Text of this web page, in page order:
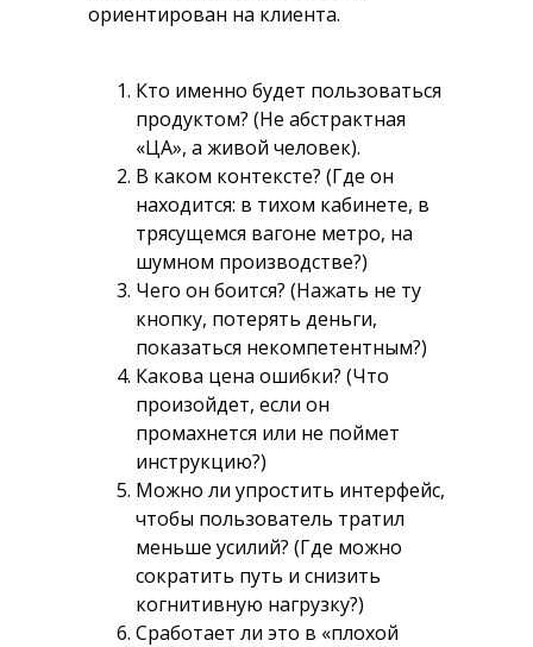
ориентирован на клиента.
Кто именно будет пользоваться
продуктом? (Не абстрактная
«ЦА», а живой человек).
В каком контексте? (Где он
находится: в тихом кабинете, в
трясущемся вагоне метро, на
шумном производстве?)
Чего он боится? (Нажать не ту
кнопку, потерять деньги,
показаться некомпетентным?)
Какова цена ошибки? (Что
произойдет, если он
промахнется или не поймет
инструкцию?)
Можно ли упростить интерфейс,
чтобы пользователь тратил
меньше усилий? (Где можно
сократить путь и снизить
когнитивную нагрузку?)
Сработает ли это в «плохой